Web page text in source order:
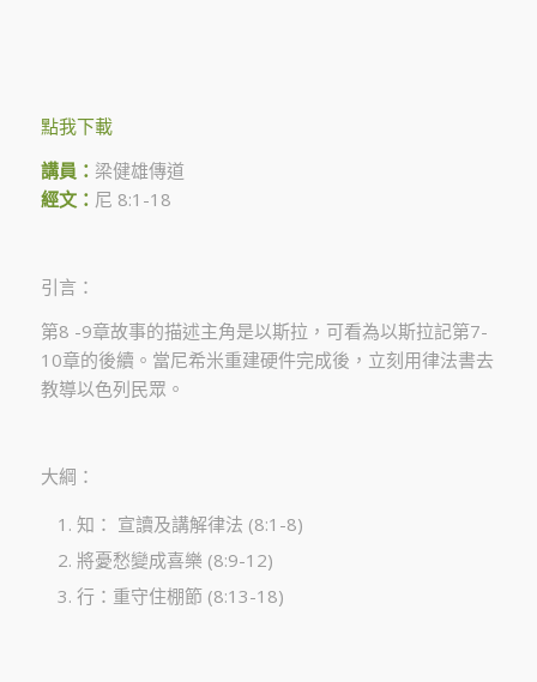
點我下載
講員： 梁健雄傳道
經文： 尼 8:1-18
引言：
第8 -9章故事的描述主角是以斯拉，可看為以斯拉記第7-
10章的後續。當尼希米重建硬件完成後，立刻用律法書去
教導以色列民眾。
大綱：
知： 宣讀及講解律法 (8:1-8)
將憂愁變成喜樂 (8:9-12)
行：重守住棚節 (8:13-18)